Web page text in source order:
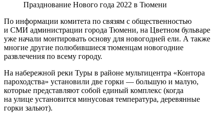
Празднование Нового года 2022 в Тюмени
По информации комитета по связям с общественностью
и СМИ администрации города Тюмени, на Цветном бульваре
уже начали монтировать основу для новогодней ели. А также
многие другие полюбившиеся тюменцам новогодние
развлечения по всему городу.
На набережной реки Туры в районе мультицентра «Контора
пароходства» установили две горки — большую и малую,
которые представляют собой единый комплекс (когда
на улице установится минусовая температура, деревянные
горки зальют).